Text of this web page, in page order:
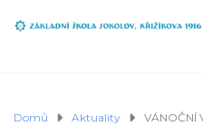
Domů Aktuality VÁNOČNÍ